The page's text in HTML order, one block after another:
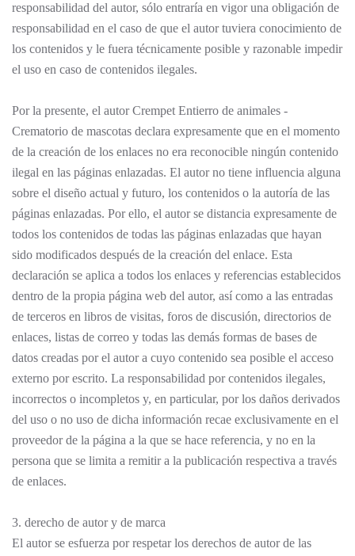
responsabilidad del autor, sólo entraría en vigor una obligación de
responsabilidad en el caso de que el autor tuviera conocimiento de
los contenidos y le fuera técnicamente posible y razonable impedir
el uso en caso de contenidos ilegales.
Por la presente, el autor Crempet Entierro de animales -
Crematorio de mascotas declara expresamente que en el momento
de la creación de los enlaces no era reconocible ningún contenido
ilegal en las páginas enlazadas. El autor no tiene influencia alguna
sobre el diseño actual y futuro, los contenidos o la autoría de las
páginas enlazadas. Por ello, el autor se distancia expresamente de
todos los contenidos de todas las páginas enlazadas que hayan
sido modificados después de la creación del enlace. Esta
declaración se aplica a todos los enlaces y referencias establecidos
dentro de la propia página web del autor, así como a las entradas
de terceros en libros de visitas, foros de discusión, directorios de
enlaces, listas de correo y todas las demás formas de bases de
datos creadas por el autor a cuyo contenido sea posible el acceso
externo por escrito. La responsabilidad por contenidos ilegales,
incorrectos o incompletos y, en particular, por los daños derivados
del uso o no uso de dicha información recae exclusivamente en el
proveedor de la página a la que se hace referencia, y no en la
persona que se limita a remitir a la publicación respectiva a través
de enlaces.
3. derecho de autor y de marca
El autor se esfuerza por respetar los derechos de autor de las